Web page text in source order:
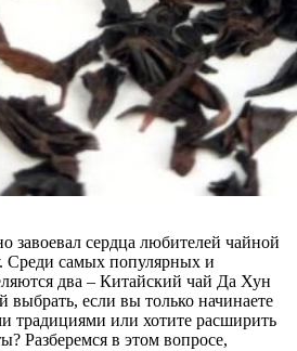
завоевал сердца любителей чайной
Среди самых популярных и
два – Китайский чай Да Хун
если вы только начинаете
традициями или хотите расширить
Разберемся в этом вопросе,